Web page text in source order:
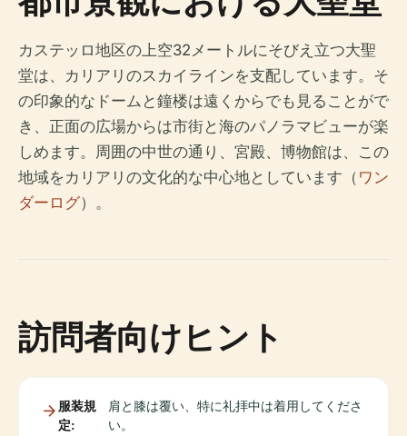
カステッロ地区の上空32メートルにそびえ立つ大聖
堂は、カリアリのスカイラインを支配しています。そ
の印象的なドームと鐘楼は遠くからでも見ることがで
き、正面の広場からは市街と海のパノラマビューが楽
しめます。周囲の中世の通り、宮殿、博物館は、この
地域をカリアリの文化的な中心地としています（ ワン
ダーログ）。
訪問者向けヒント
服装規
定:
肩と膝は覆い、特に礼拝中は着用してくださ
い。